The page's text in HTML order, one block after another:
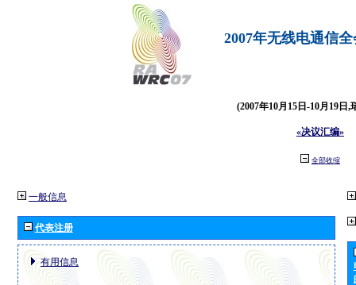
2007年无线电通信
(2007年10月15日-10月19日,
«决议汇编»
全部收缩
一般信息
代表注册
有用信息